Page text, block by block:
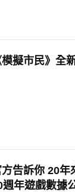
模擬市民》全
方告訴你 20年
週年遊戲數據